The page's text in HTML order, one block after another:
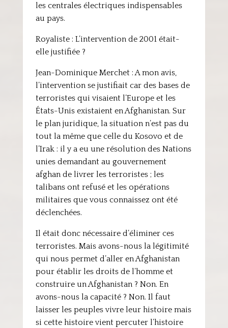
les centrales électriques indispensables
au pays.
Royaliste : L’intervention de 2001 était-
elle justifiée ?
Jean-Dominique Merchet : A mon avis,
l’intervention se justifiait car des bases de
terroristes qui visaient l’Europe et les
États-Unis existaient en Afghanistan. Sur
le plan juridique, la situation n’est pas du
tout la même que celle du Kosovo et de
l’Irak : il y a eu une résolution des Nations
unies demandant au gouvernement
afghan de livrer les terroristes ; les
talibans ont refusé et les opérations
militaires que vous connaissez ont été
déclenchées.
Il était donc nécessaire d’éliminer ces
terroristes. Mais avons-nous la légitimité
qui nous permet d’aller en Afghanistan
pour établir les droits de l’homme et
construire un Afghanistan ? Non. En
avons-nous la capacité ? Non. Il faut
laisser les peuples vivre leur histoire mais
si cette histoire vient percuter l’histoire